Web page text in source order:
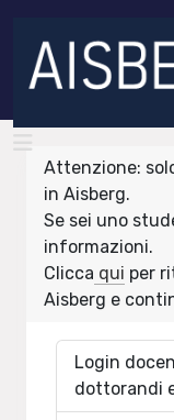
Attenzione:
in Aisberg.
Se sei uno
informazioni.
Clicca qui per
Aisberg e
Login
dottorandi